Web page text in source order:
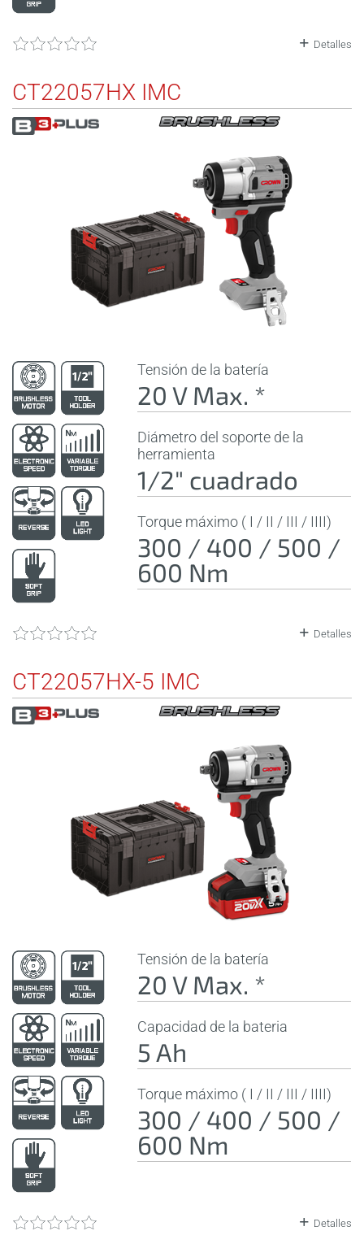
Detalles
CT22057HX IMC
Tensión de la batería
20 V Max. *
Diámetro del soporte de la
herramienta
1/2" cuadrado
Torque máximo ( I / II / III / IIII)
300 / 400 / 500 /
600 Nm
Detalles
CT22057HX-5 IMC
Tensión de la batería
20 V Max. *
Capacidad de la bateria
5 Ah
Torque máximo ( I / II / III / IIII)
300 / 400 / 500 /
600 Nm
Detalles